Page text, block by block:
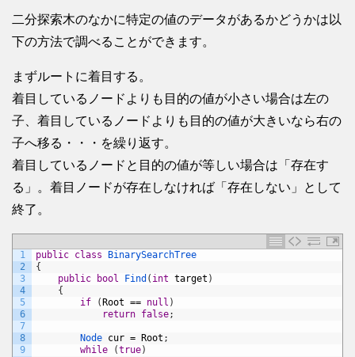
二分探索木のなかに特定の値のデータがあるかどうかは以
下の方法で調べることができます。
まずルートに着目する。
着目しているノードよりも目的の値が小さい場合は左の
子、着目しているノードよりも目的の値が大きいなら右の
子へ移る・・・を繰り返す。
着目しているノードと目的の値が等しい場合は「存在す
る」。着目ノードが存在しなければ「存在しない」として
終了。
1
2
3
4
5
6
7
8
9
public class
BinarySearchTree
{
public
bool Find ( int target )
{
if
( Root == null )
return false;
Node cur = Root ;
while
(true)